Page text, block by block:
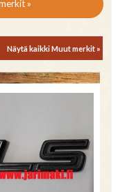
»
Näytä kaikki Muut merkit »